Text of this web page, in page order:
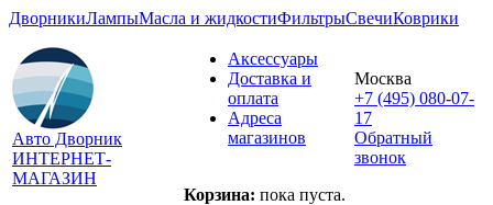
ДворникиЛампыМасла и жидкостиФильтрыСвечиКоврики
Авто Дворник
ИНТЕРНЕТ-
МАГАЗИН
Аксессуары
Доставка и
оплата
Адреса
магазинов
Корзина: пока пуста.
Москва
+7 (495) 080-07-
17
Обратный
звонок